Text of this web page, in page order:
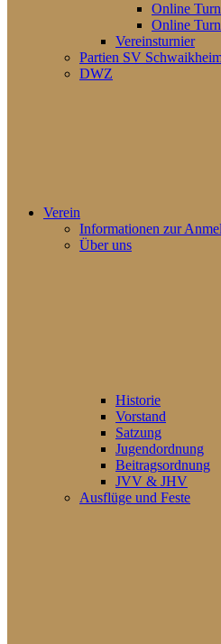
Online
Online
Vereinsturnier
Partien SV
DWZ
Verein
Informationen zur
Über uns
Historie
Vorstand
Satzung
Jugendordnung
Beitragsordnung
JVV & JHV
Ausflüge und Feste